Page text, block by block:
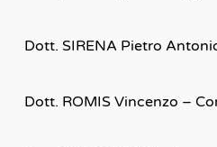
Dott. SIRENA Pietro
Dott. ROMIS Vincenzo –